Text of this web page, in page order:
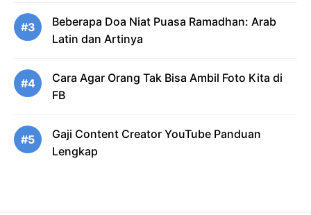
#3
Beberapa Doa Niat Puasa Ramadhan: Arab
Latin dan Artinya
#4
Cara Agar Orang Tak Bisa Ambil Foto Kita di
FB
#5
Gaji Content Creator YouTube Panduan
Lengkap